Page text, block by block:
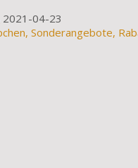
2021-04-23